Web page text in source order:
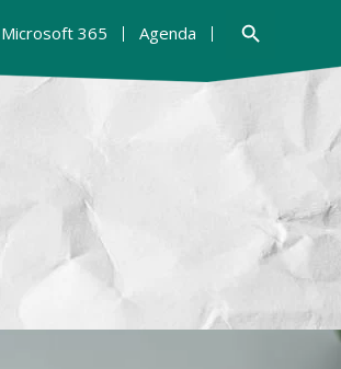
Microsoft 365 Agenda